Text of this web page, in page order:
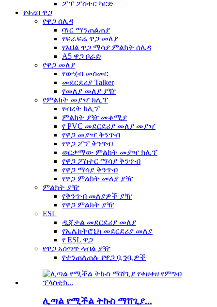
ፖፕ ፖስተር ካርድ
የቀረበ ዋጋ
የዋጋ ሰሌዳ
ባነር ማንጠልጠያ
የፍራፍሬ ዋጋ መለያ
የእህል ዋጋ ማሳያ ምልክት ሰሌዳ
A5 ዋጋ ቦራድ
የዋጋ መለያ
የውሂብ መስመር
መደርደሪያ Talker
የመለያ መለያ ያዥ
የምልክት መያዣ ክሊፕ
የብረት ክሊፕ
ምልክት ያዥ መቆሚያ
የ PVC መደርደሪያ መለያ መያዣ
የዋጋ መያዣ ቅንጥብ
የዋጋ ፖፕ ቅንጥብ
ወርቃማው ምልክት መያዣ ክሊፕ
የዋጋ ፖስተር ማሳያ ቅንጥብ
የዋጋ ማሳያ ቅንጥብ
የዋጋ ምልክት መለያ ያዥ
ምልክት ያዥ
የቅንጥብ መለያዎች ያዥ
የዋጋ ምልክት ያዥ
ESL
ዲጂታል መደርደሪያ መለያ
የኤሌክትሮኒክ መደርደሪያ መለያ
የ ESL ዋጋ
የዋጋ አሰጣጥ ላብል ያዥ
የተንጠለጠሉ የዋጋ ቧንቧዎች
ሊጣል የሚችል ትኩስ ማሸጊያ...